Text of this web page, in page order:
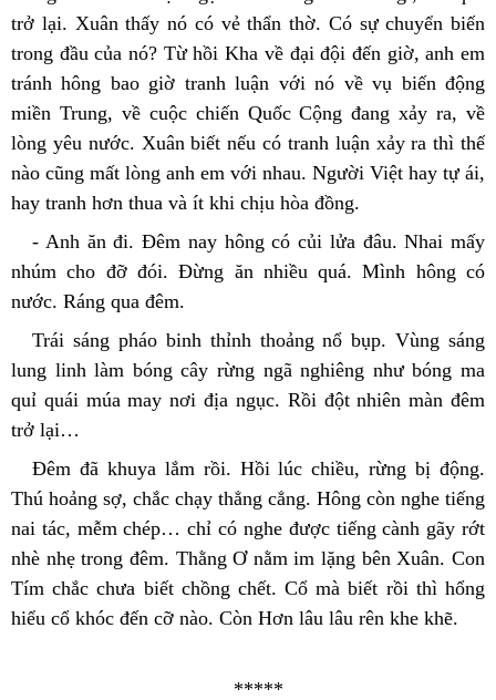
trở lại. Xuân thấy nó có vẻ thẩn thờ. Có sự chuyển biến
trong đầu của nó? Từ hồi Kha về đại đội đến giờ, anh em
tránh hông bao giờ tranh luận với nó về vụ biến động
miền Trung, về cuộc chiến Quốc Cộng đang xảy ra, về
lòng yêu nước. Xuân biết nếu có tranh luận xảy ra thì thế
nào cũng mất lòng anh em với nhau. Người Việt hay tự ái,
hay tranh hơn thua và ít khi chịu hòa đồng.
- Anh ăn đi. Đêm nay hông có củi lửa đâu. Nhai mấy
nhúm cho đỡ đói. Đừng ăn nhiều quá. Mình hông có
nước. Ráng qua đêm.
Trái sáng pháo binh thỉnh thoảng nổ bụp. Vùng sáng
lung linh làm bóng cây rừng ngã nghiêng như bóng ma
quỉ quái múa may nơi địa ngục. Rồi đột nhiên màn đêm
trở lại…
Đêm đã khuya lắm rồi. Hồi lúc chiều, rừng bị động.
Thú hoảng sợ, chắc chạy thẳng cẳng. Hông còn nghe tiếng
nai tác, mễm chép… chỉ có nghe được tiếng cành gãy rớt
nhè nhẹ trong đêm. Thằng Ơ nằm im lặng bên Xuân. Con
Tím chắc chưa biết chồng chết. Cổ mà biết rồi thì hổng
hiểu cổ khóc đến cỡ nào. Còn Hơn lâu lâu rên khe khẽ.
*****